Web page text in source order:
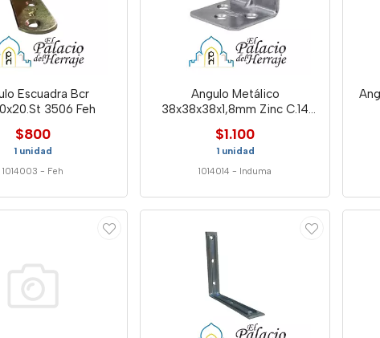
Escuadra Bcr
3506 Feh
$800
1 unidad
1014003 - Feh
Angulo Metálico
38x38x38x1,8mm Zinc C.14
Induma
$1.100
1 unidad
1014014 - Induma